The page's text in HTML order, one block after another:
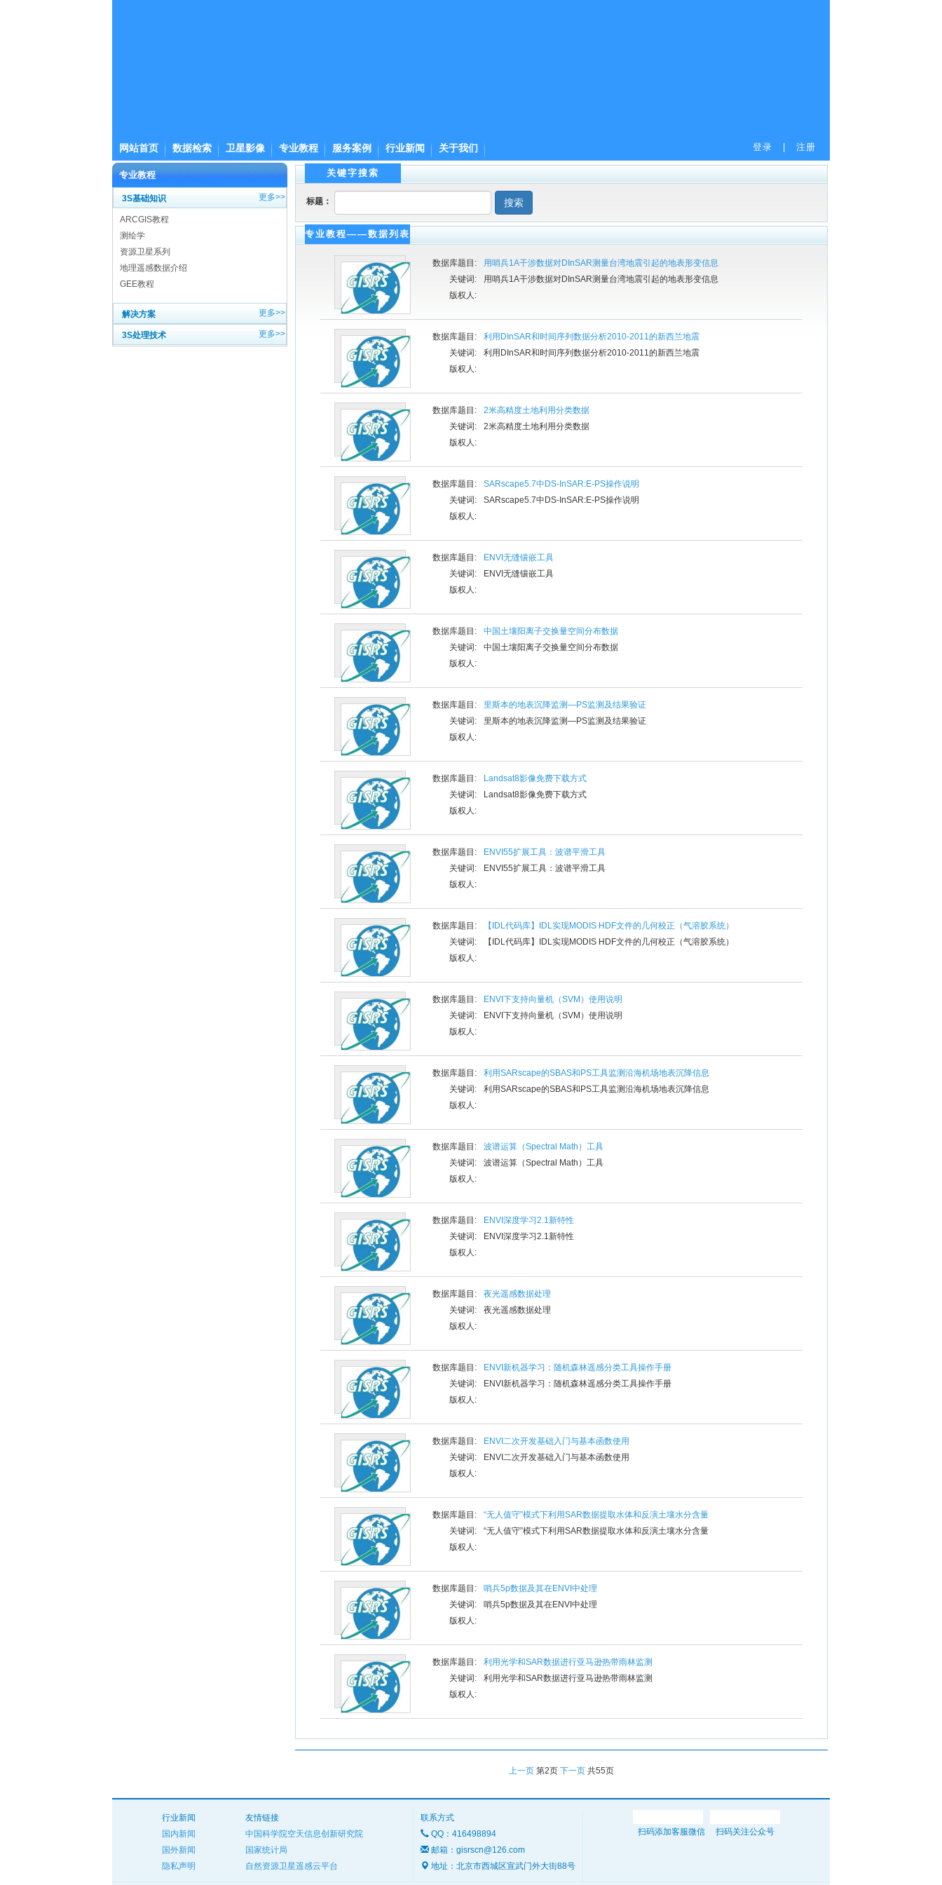
网站首页 数据检索 卫星影像 专业教程 服务案例 行业新闻 关于我们 登录 注册
专业教程
3S基础知识 更多>>
ARCGIS教程
测绘学
资源卫星系列
地理遥感数据介绍
GEE教程
解决方案 更多>>
3S处理技术 更多>>
关键字搜索
标题： 搜索
专业教程——数据列表
数据库题目:
用哨兵1A干涉数据对DInSAR测量台湾地震引起的地表形变信息
关键词:
用哨兵1A干涉数据对DInSAR测量台湾地震引起的地表形变信息
版权人:
数据库题目:
利用DInSAR和时间序列数据分析2010-2011的新西兰地震
关键词:
利用DInSAR和时间序列数据分析2010-2011的新西兰地震
版权人:
数据库题目:
2米高精度土地利用分类数据
关键词:
2米高精度土地利用分类数据
版权人:
数据库题目:
SARscape5.7中DS-InSAR:E-PS操作说明
关键词:
SARscape5.7中DS-InSAR:E-PS操作说明
版权人:
数据库题目:
ENVI无缝镶嵌工具
关键词:
ENVI无缝镶嵌工具
版权人:
数据库题目:
中国土壤阳离子交换量空间分布数据
关键词:
中国土壤阳离子交换量空间分布数据
版权人:
数据库题目:
里斯本的地表沉降监测—PS监测及结果验证
关键词:
里斯本的地表沉降监测—PS监测及结果验证
版权人:
数据库题目:
Landsat8影像免费下载方式
关键词:
Landsat8影像免费下载方式
版权人:
数据库题目:
ENVI55扩展工具：波谱平滑工具
关键词:
ENVI55扩展工具：波谱平滑工具
版权人:
数据库题目:
【IDL代码库】IDL实现MODIS HDF文件的几何校正（气溶胶系统）
关键词:
【IDL代码库】IDL实现MODIS HDF文件的几何校正（气溶胶系统）
版权人:
数据库题目:
ENVI下支持向量机（SVM）使用说明
关键词:
ENVI下支持向量机（SVM）使用说明
版权人:
数据库题目:
利用SARscape的SBAS和PS工具监测沿海机场地表沉降信息
关键词:
利用SARscape的SBAS和PS工具监测沿海机场地表沉降信息
版权人:
数据库题目:
波谱运算（Spectral Math）工具
关键词:
波谱运算（Spectral Math）工具
版权人:
数据库题目:
ENVI深度学习2.1新特性
关键词:
ENVI深度学习2.1新特性
版权人:
数据库题目:
夜光遥感数据处理
关键词:
夜光遥感数据处理
版权人:
数据库题目:
ENVI新机器学习：随机森林遥感分类工具操作手册
关键词:
ENVI新机器学习：随机森林遥感分类工具操作手册
版权人:
数据库题目:
ENVI二次开发基础入门与基本函数使用
关键词:
ENVI二次开发基础入门与基本函数使用
版权人:
数据库题目:
“无人值守”模式下利用SAR数据提取水体和反演土壤水分含量
关键词:
“无人值守”模式下利用SAR数据提取水体和反演土壤水分含量
版权人:
数据库题目:
哨兵5p数据及其在ENVI中处理
关键词:
哨兵5p数据及其在ENVI中处理
版权人:
数据库题目:
利用光学和SAR数据进行亚马逊热带雨林监测
关键词:
利用光学和SAR数据进行亚马逊热带雨林监测
版权人:
上一页 第2页 下一页 共55页
行业新闻
国内新闻
国外新闻
隐私声明
友情链接
中国科学院空天信息创新研究院
国家统计局
自然资源卫星遥感云平台
联系方式
QQ：416498894
邮箱：gisrscn@126.com
地址：北京市西城区宣武门外大街88号
扫码添加客服微信 扫码关注公众号